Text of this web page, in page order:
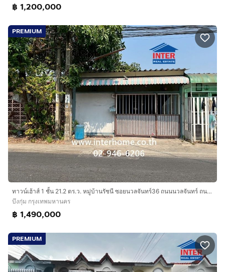
฿ 1,200,000
PREMIUM
ทาวน์เฮ้าส์ 1 ชั้น 21.2 ตร.ว. หมู่บ้านรัชนี ซอยนวลจันทร์36 ถนนนวลจันทร์ ถนนรามอินทรา ถนนเกษตร-นวมินทร์ เขตบึงกุ่ม กรุงเทพมหานคร
บึงกุ่ม กรุงเทพมหานคร
฿ 1,490,000
PREMIUM